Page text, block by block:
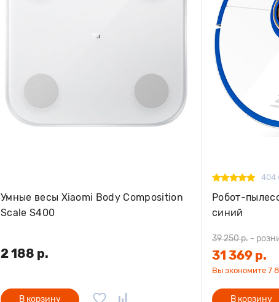
Умные весы Xiaomi Body Composition
Scale S400
2 188 р.
В корзину
404
Робот-
синий
39 250 р. -
31 369 р.
Вы экономите 7
В корзину